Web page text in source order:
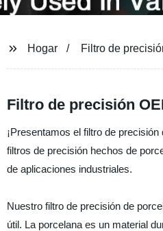
Hogar Filtro de
Filtro de precisión
¡Presentamos el filtro de
filtros de precisión hechos de
de aplicaciones industriales.
Nuestro filtro de precisión de
útil. La porcelana es un material